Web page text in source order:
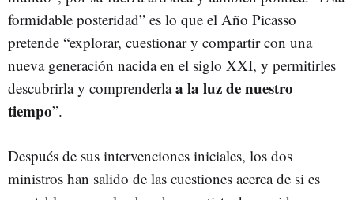
formidable posteridad” es lo que el Año Picasso
pretende “explorar, cuestionar y compartir con una
nueva generación nacida en el siglo XXI, y permitirles
descubrirla y comprenderlaa la luz de nuestro
tiempo”.
Después de sus intervenciones iniciales, los dos
ministros han salido de las cuestiones acerca de si es